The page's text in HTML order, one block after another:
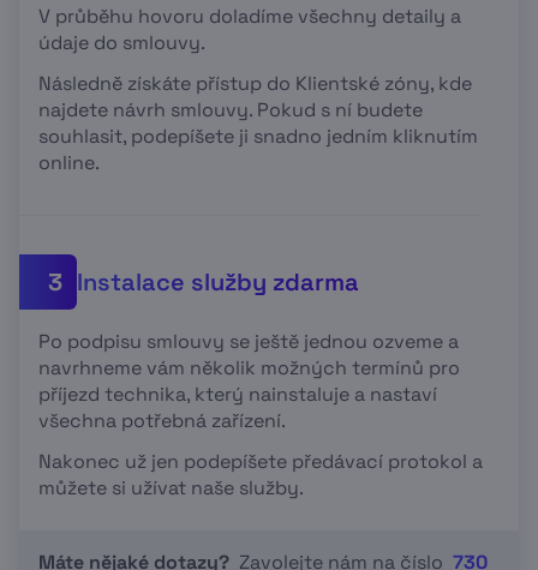
V průběhu hovoru doladíme všechny detaily a
údaje do smlouvy.
Následně získáte přístup do Klientské zóny, kde
najdete návrh smlouvy. Pokud s ní budete
souhlasit, podepíšete ji snadno jedním kliknutím
online.
3 Instalace služby zdarma
Po podpisu smlouvy se ještě jednou ozveme a
navrhneme vám několik možných termínů pro
příjezd technika, který nainstaluje a nastaví
všechna potřebná zařízení.
Nakonec už jen podepíšete předávací protokol a
můžete si užívat naše služby.
Máte nějaké dotazy? Zavolejte nám na číslo 730